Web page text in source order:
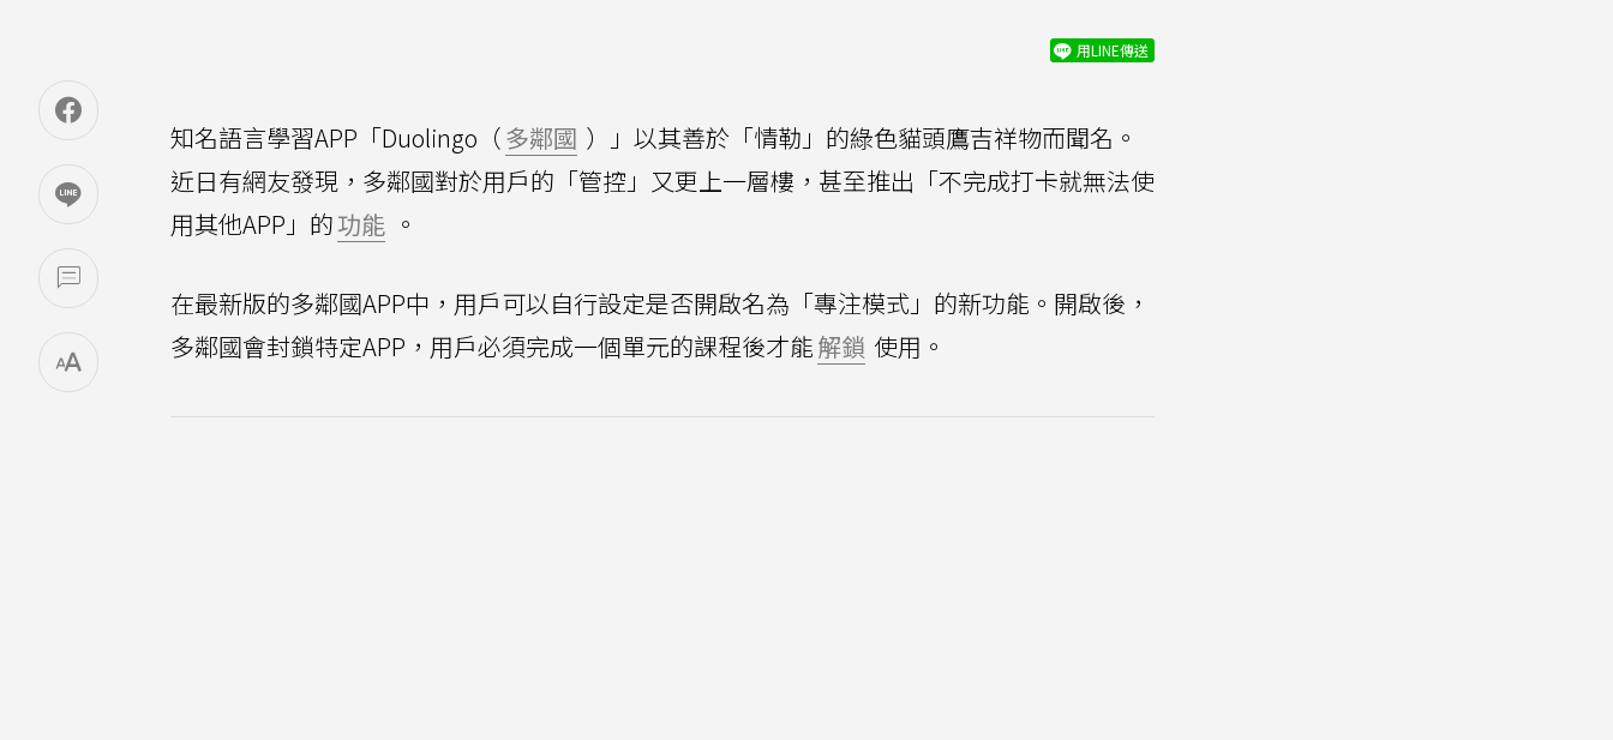
用LINE傳送
知名語言學習APP「Duolingo（多鄰國 ）」以其善於「情勒」的綠色貓頭鷹吉祥物而聞名。
近日有網友發現，多鄰國對於用戶的「管控」又更上一層樓，甚至推出「不完成打卡就無法使
用其他APP」的功能 。
在最新版的多鄰國APP中，用戶可以自行設定是否開啟名為「專注模式」的新功能。開啟後，
多鄰國會封鎖特定APP，用戶必須完成一個單元的課程後才能解鎖 使用。